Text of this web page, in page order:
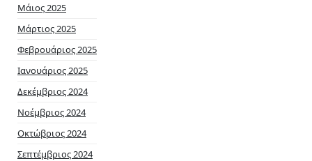
Μάιος 2025
Μάρτιος 2025
Φεβρουάριος 2025
Ιανουάριος 2025
Δεκέμβριος 2024
Νοέμβριος 2024
Οκτώβριος 2024
Σεπτέμβριος 2024